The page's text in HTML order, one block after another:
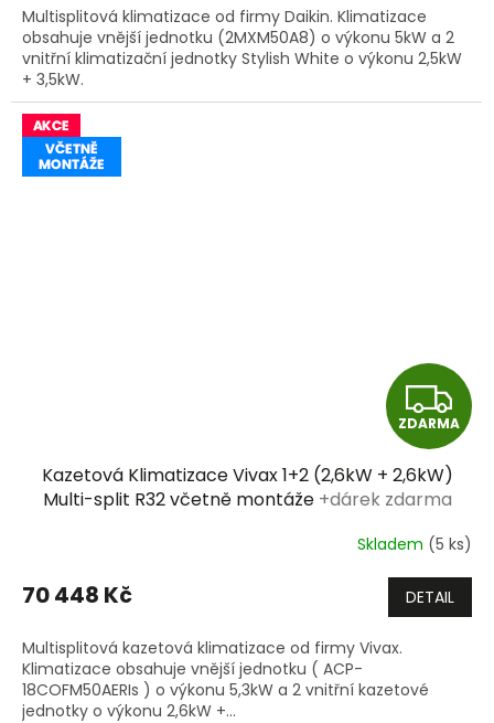
Multisplitová klimatizace od firmy Daikin. Klimatizace
obsahuje vnější jednotku (2MXM50A8) o výkonu 5kW a 2
vnitřní klimatizační jednotky Stylish White o výkonu 2,5kW
+ 3,5kW.
Z
D
A
R
M
A
ZDARMA
Kazetová Klimatizace Vivax 1+2 (2,6kW + 2,6kW)
Multi-split R32 včetně montáže +dárek zdarma
Skladem (5 ks)
70 448 Kč DETAIL
Multisplitová kazetová klimatizace od firmy Vivax.
Klimatizace obsahuje vnější jednotku ( ACP-
18COFM50AERIs ) o výkonu 5,3kW a 2 vnitřní kazetové
jednotky o výkonu 2,6kW +...